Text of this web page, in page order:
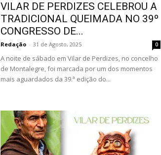
VILAR DE PERDIZES CELEBROU A
TRADICIONAL QUEIMADA NO 39º
CONGRESSO DE...
Redação - 31 de Agosto, 2025 0
A noite de sábado em Vilar de Perdizes, no concelho
de Montalegre, foi marcada por um dos momentos
mais aguardados da 39.ª edição do...